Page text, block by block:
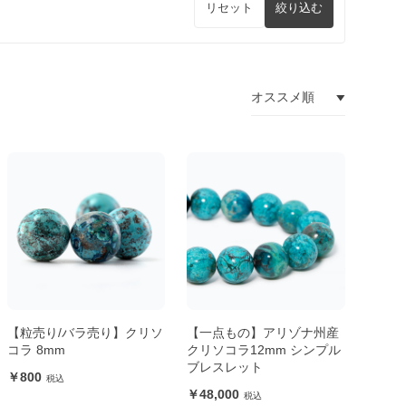
リセット 絞り込む
【粒売り/バラ売り】クリソ
コラ 8mm
800
【一点もの】アリゾナ州産
クリソコラ12mm シンプル
ブレスレット
48,000